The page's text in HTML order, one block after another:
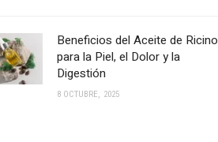
Beneficios del Aceite de Ricino
para la Piel, el Dolor y la
Digestión
8 OCTUBRE, 2025